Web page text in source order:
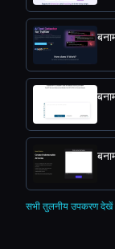
सभी तुलनीय उपकरण